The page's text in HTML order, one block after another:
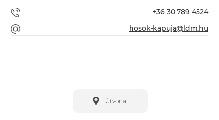
+36 30 789 4524
hosok-kapuja@ldm.hu
Útvonal